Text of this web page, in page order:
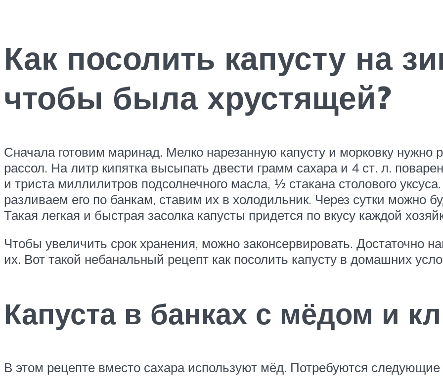
Как посолить капусту на
чтобы была хрустящей?
Сначала готовим маринад. Мелко нарезанную капусту и морковку нужно
рассол. На литр кипятка высыпать двести грамм сахара и 4 ст. л.
и триста миллилитров подсолнечного масла, ½ стакана столового
разливаем его по банкам, ставим их в холодильник. Через сутки можно
Такая легкая и быстрая засолка капусты придется по вкусу каждой
Чтобы увеличить срок хранения, можно законсервировать. Достаточно
их. Вот такой небанальный рецепт как посолить капусту в домашних
Капуста в банках с мёдом и
В этом рецепте вместо сахара используют мёд. Потребуются следующие